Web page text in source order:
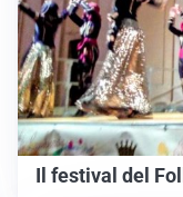
Il festival del